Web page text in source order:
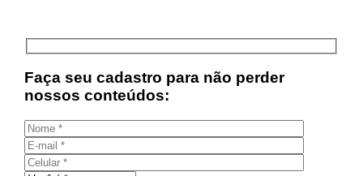
Faça seu cadastro para não perder
nossos conteúdos: